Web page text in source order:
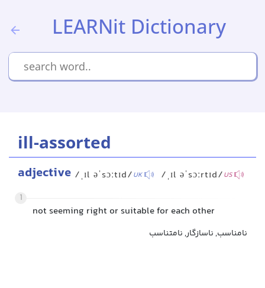
LEARNit Dictionary
ill-assorted
adjective /ˌɪl əˈsɔːtɪd/UK /ˌɪl əˈsɔːrtɪd/US
1
not seeming right or suitable for each other
نامناسب, ناسازگار, نامتناسب